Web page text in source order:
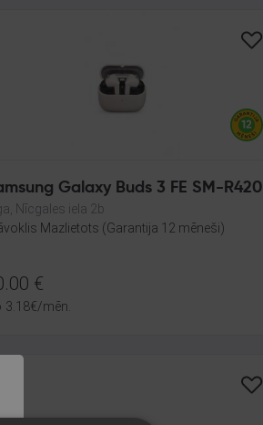
Galaxy Buds 3 FE SM-R420
Nīcgales iela 2b
Mazlietots (Garantija 12 mēneši)
€
3.18€/mēn.